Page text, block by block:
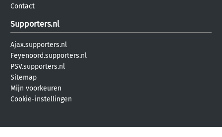
Contact
Supporters.nl
Ajax.supporters.nl
Feyenoord.supporters.nl
PSV.supporters.nl
Sitemap
Mijn voorkeuren
Cookie-instellingen